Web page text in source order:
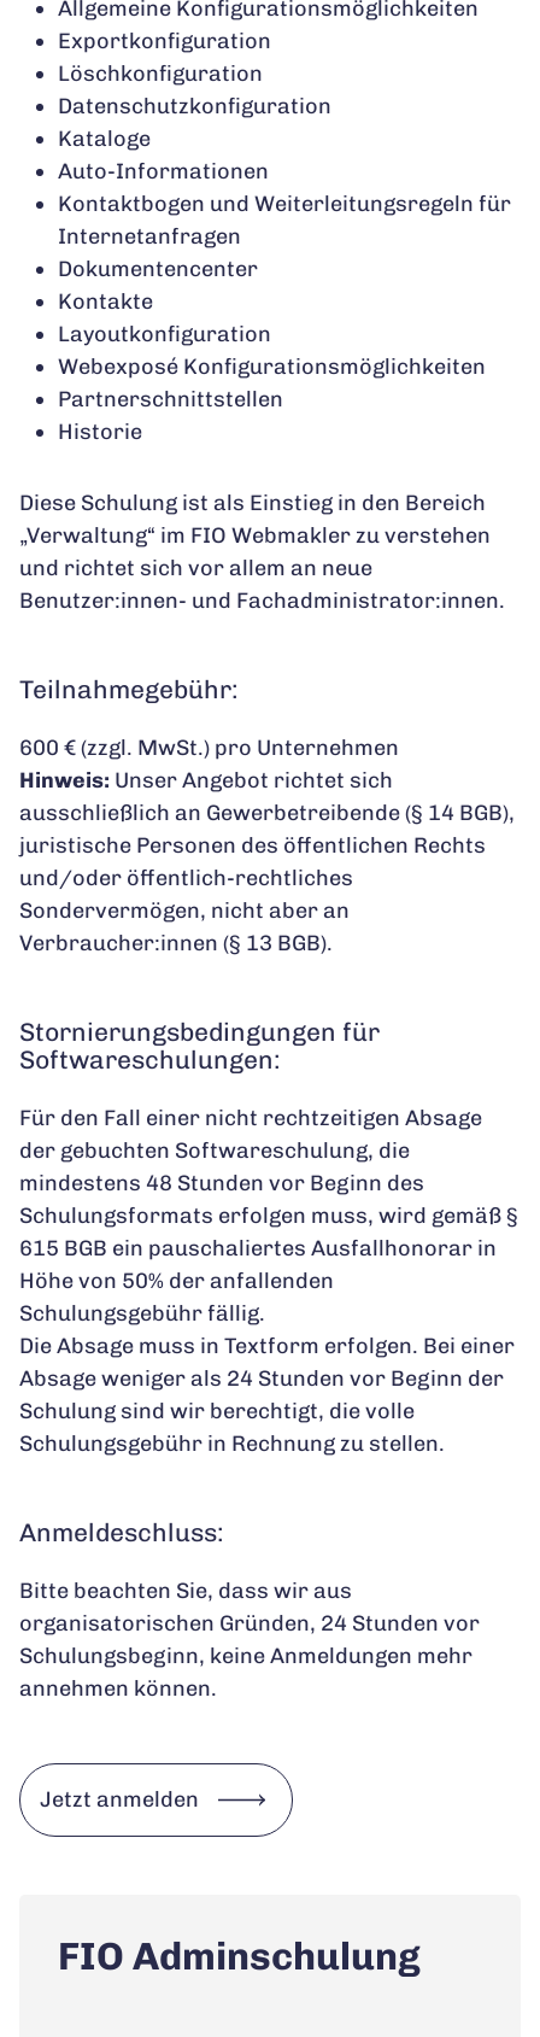
Allgemeine Konfigurationsmöglichkeiten
Exportkonfiguration
Löschkonfiguration
Datenschutzkonfiguration
Kataloge
Auto-Informationen
Kontaktbogen und Weiterleitungsregeln für
Internetanfragen
Dokumentencenter
Kontakte
Layoutkonfiguration
Webexposé Konfigurationsmöglichkeiten
Partnerschnittstellen
Historie
Diese Schulung ist als Einstieg in den Bereich
„Verwaltung“ im FIO Webmakler zu verstehen
und richtet sich vor allem an neue
Benutzer:innen- und Fachadministrator:innen.
Teilnahmegebühr:
600 € (zzgl. MwSt.) pro Unternehmen
Hinweis: Unser Angebot richtet sich
ausschließlich an Gewerbetreibende (§ 14 BGB),
juristische Personen des öffentlichen Rechts
und/oder öffentlich-rechtliches
Sondervermögen, nicht aber an
Verbraucher:innen (§ 13 BGB).
Stornierungsbedingungen für
Softwareschulungen:
Für den Fall einer nicht rechtzeitigen Absage
der gebuchten Softwareschulung, die
mindestens 48 Stunden vor Beginn des
Schulungsformats erfolgen muss, wird gemäß §
615 BGB ein pauschaliertes Ausfallhonorar in
Höhe von 50% der anfallenden
Schulungsgebühr fällig.
Die Absage muss in Textform erfolgen. Bei einer
Absage weniger als 24 Stunden vor Beginn der
Schulung sind wir berechtigt, die volle
Schulungsgebühr in Rechnung zu stellen.
Anmeldeschluss:
Bitte beachten Sie, dass wir aus
organisatorischen Gründen, 24 Stunden vor
Schulungsbeginn, keine Anmeldungen mehr
annehmen können.
Jetzt anmelden
FIO Adminschulung